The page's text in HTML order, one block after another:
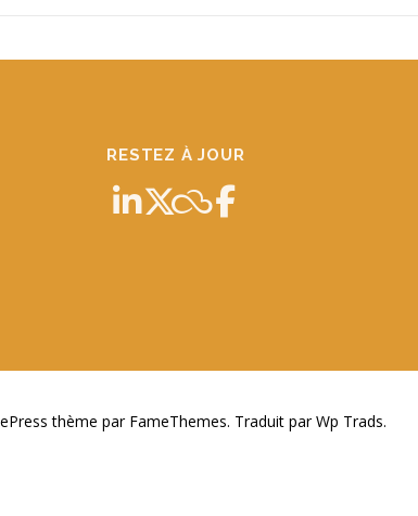
RESTEZ À JOUR
thème par FameThemes. Traduit par Wp Trads.